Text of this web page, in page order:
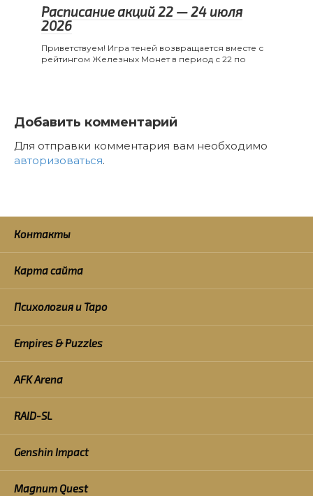
Расписание акций 22 — 24 июля
2026
Приветствуем! Игра теней возвращается вместе с
рейтингом Железных Монет в период с 22 по
Добавить комментарий
Для отправки комментария вам необходимо
авторизоваться.
Контакты
Карта сайта
Психология и Таро
Empires & Puzzles
AFK Arena
RAID-SL
Genshin Impact
Magnum Quest